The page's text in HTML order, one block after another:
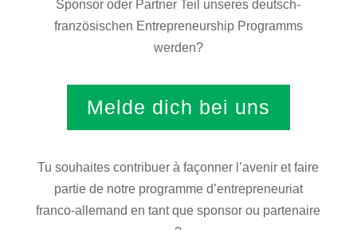
Sponsor oder Partner Teil unseres deutsch-
französischen Entrepreneurship Programms
werden?
Melde dich bei uns
Tu souhaites contribuer à façonner l’avenir et faire
partie de notre programme d’entrepreneuriat
franco-allemand en tant que sponsor ou partenaire